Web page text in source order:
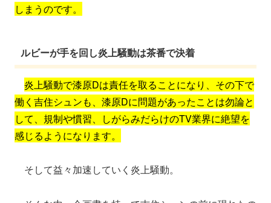
しまうのです。
ルビーが手を回し炎上騒動は茶番で決着
炎上騒動で漆原Dは責任を取ることになり、その下で
働く吉住シュンも、漆原Dに問題があったことは勿論と
して、規制や慣習、しがらみだらけのTV業界に絶望を
感じるようになります。
そして益々加速していく炎上騒動。